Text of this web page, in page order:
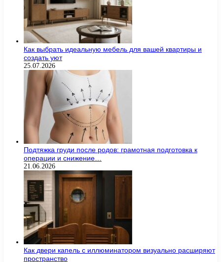
Как выбрать идеальную мебель для вашей квартиры и
создать уют
25.07.2026
Подтяжка груди после родов: грамотная подготовка к
операции и снижение…
21.06.2026
Как двери капель с иллюминатором визуально расширяют
пространство